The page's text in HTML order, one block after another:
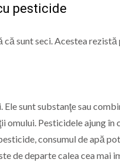
pesticide
sunt seci. Acestea rezistă
sunt substanţe sau
omului. Pesticidele ajung în
consumul de apă
de departe calea cea mai